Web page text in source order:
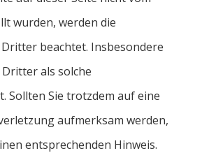
wurden, werden die
beachtet. Insbesondere
als solche
Sollten Sie trotzdem auf eine
aufmerksam werden,
entsprechenden Hinweis.